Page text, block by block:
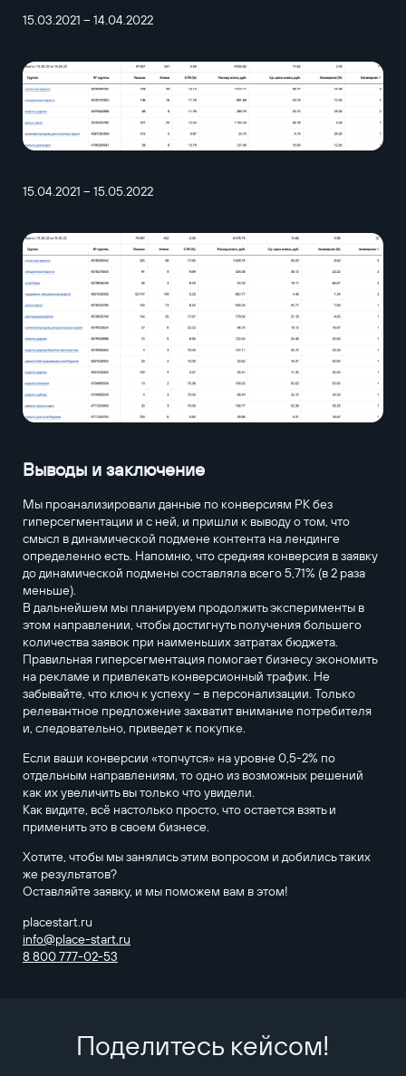
15.03.2021 – 14.04.2022
15.04.2021 – 15.05.2022
Выводы и заключение
Мы проанализировали данные по конверсиям РК без
гиперсегментации и с ней, и пришли к выводу о том, что
смысл в динамической подмене контента на лендинге
определенно есть. Напомню, что средняя конверсия в заявку
до динамической подмены составляла всего 5,71% (в 2 раза
меньше).
В дальнейшем мы планируем продолжить эксперименты в
этом направлении, чтобы достигнуть получения большего
количества заявок при наименьших затратах бюджета.
Правильная гиперсегментация помогает бизнесу экономить
на рекламе и привлекать конверсионный трафик. Не
забывайте, что ключ к успеху – в персонализации. Только
релевантное предложение захватит внимание потребителя
и, следовательно, приведет к покупке.
Если ваши конверсии «топчутся» на уровне 0,5-2% по
отдельным направлениям, то одно из возможных решений
как их увеличить вы только что увидели.
Как видите, всё настолько просто, что остается взять и
применить это в своем бизнесе.
Хотите, чтобы мы занялись этим вопросом и добились таких
же результатов?
Оставляйте заявку, и мы поможем вам в этом!
placestart.ru
info@place-start.ru
8 800 777-02-53
Поделитесь кейсом!